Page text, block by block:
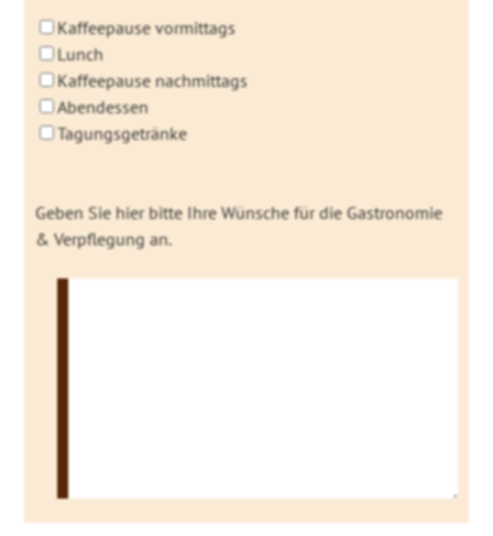
Kaffeepause vormittags
Lunch
Kaffeepause nachmittags
Abendessen
Tagungsgetränke
Geben Sie hier bitte Ihre Wünsche für die Gastronomie
& Verpflegung an.